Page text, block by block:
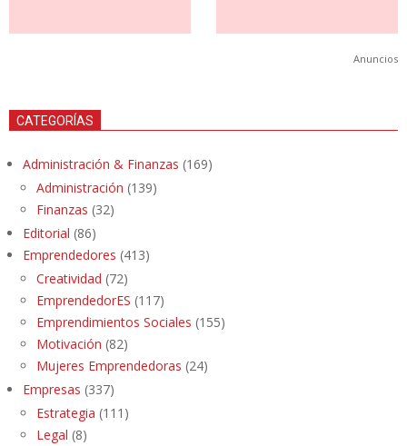
Anuncios
CATEGORÍAS
Administración & Finanzas (169)
Administración (139)
Finanzas (32)
Editorial (86)
Emprendedores (413)
Creatividad (72)
EmprendedorES (117)
Emprendimientos Sociales (155)
Motivación (82)
Mujeres Emprendedoras (24)
Empresas (337)
Estrategia (111)
Legal (8)